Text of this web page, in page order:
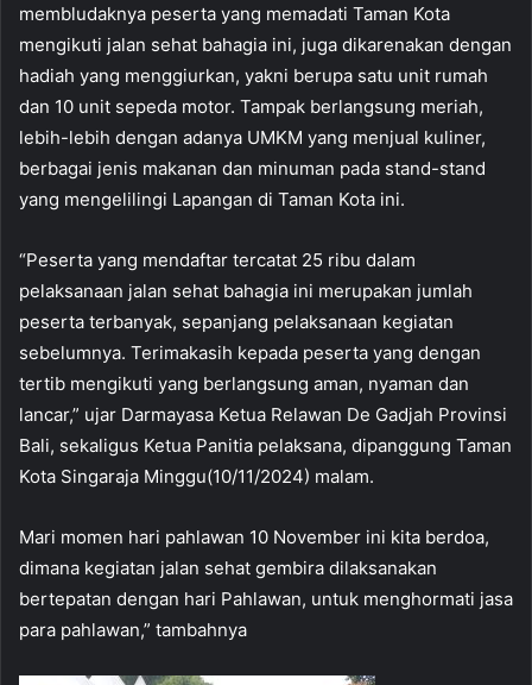
membludaknya peserta yang memadati Taman Kota
mengikuti jalan sehat bahagia ini, juga dikarenakan dengan
hadiah yang menggiurkan, yakni berupa satu unit rumah
dan 10 unit sepeda motor. Tampak berlangsung meriah,
lebih-lebih dengan adanya UMKM yang menjual kuliner,
berbagai jenis makanan dan minuman pada stand-stand
yang mengelilingi Lapangan di Taman Kota ini.
“Peserta yang mendaftar tercatat 25 ribu dalam
pelaksanaan jalan sehat bahagia ini merupakan jumlah
peserta terbanyak, sepanjang pelaksanaan kegiatan
sebelumnya. Terimakasih kepada peserta yang dengan
tertib mengikuti yang berlangsung aman, nyaman dan
lancar,” ujar Darmayasa Ketua Relawan De Gadjah Provinsi
Bali, sekaligus Ketua Panitia pelaksana, dipanggung Taman
Kota Singaraja Minggu(10/11/2024) malam.
Mari momen hari pahlawan 10 November ini kita berdoa,
dimana kegiatan jalan sehat gembira dilaksanakan
bertepatan dengan hari Pahlawan, untuk menghormati jasa
para pahlawan,” tambahnya